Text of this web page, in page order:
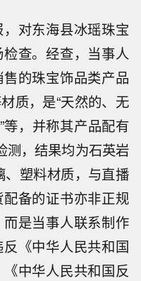
对东海县冰瑶珠宝
查。经查，当事人
的珠宝饰品类产品
质，是“天然的、无
等，并称其产品配有
测，结果均为石英岩
塑料材质，与直播
备的证书亦非正规
是当事人联系制作
《中华人民共和国
中华人民共和国反